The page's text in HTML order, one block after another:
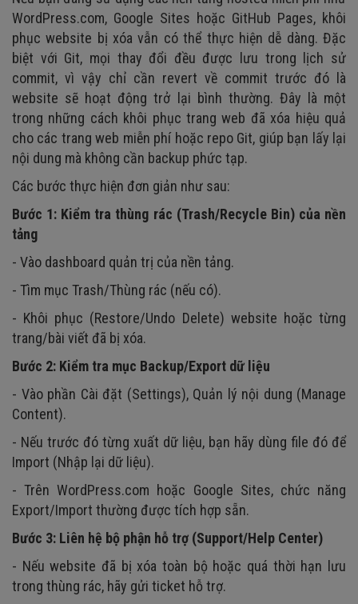
WordPress.com, Google Sites hoặc GitHub Pages, khôi
phục website bị xóa vẫn có thể thực hiện dễ dàng. Đặc
biệt với Git, mọi thay đổi đều được lưu trong lịch sử
commit, vì vậy chỉ cần revert về commit trước đó là
website sẽ hoạt động trở lại bình thường. Đây là một
trong những cách khôi phục trang web đã xóa hiệu quả
cho các trang web miễn phí hoặc repo Git, giúp bạn lấy lại
nội dung mà không cần backup phức tạp.
Các bước thực hiện đơn giản như sau:
Bước 1: Kiểm tra thùng rác (Trash/Recycle Bin) của nền
tảng
- Vào dashboard quản trị của nền tảng.
- Tìm mục Trash/Thùng rác (nếu có).
- Khôi phục (Restore/Undo Delete) website hoặc từng
trang/bài viết đã bị xóa.
Bước 2: Kiểm tra mục Backup/Export dữ liệu
- Vào phần Cài đặt (Settings), Quản lý nội dung (Manage
Content).
- Nếu trước đó từng xuất dữ liệu, bạn hãy dùng file đó để
Import (Nhập lại dữ liệu).
- Trên WordPress.com hoặc Google Sites, chức năng
Export/Import thường được tích hợp sẵn.
Bước 3: Liên hệ bộ phận hỗ trợ (Support/Help Center)
- Nếu website đã bị xóa toàn bộ hoặc quá thời hạn lưu
trong thùng rác, hãy gửi ticket hỗ trợ.